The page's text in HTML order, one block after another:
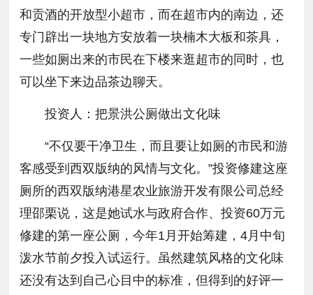
和贡酒的开放型小超市，而在超市内的南边，还
专门辟出一块地方安放着一块楠木大板和茶具，
一些如厕出来的市民在下楼来逛超市的同时，也
可以坐下来边品茶边聊天。
投资人：把景洪公厕做出文化味
“不仅要干净卫生，而且要让如厕的市民和游
客感受到西双版纳的风情与文化。”投资修建这座
厕所的西双版纳港星农业旅游开发有限公司总经
理邵栗说，这是她试水与政府合作、投资60万元
修建的第一座公厕，今年1月开始筹建，4月中旬
泼水节前夕投入试运行。虽然建筑风格的文化味
还没有达到自己心目中的标准，但得到的好评一